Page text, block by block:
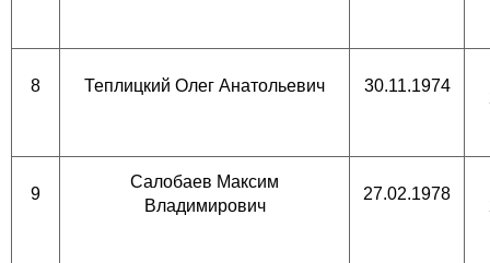
8 Теплицкий Олег Анатольевич 30.11.1974
9
Салобаев Максим
Владимирович
27.02.1978